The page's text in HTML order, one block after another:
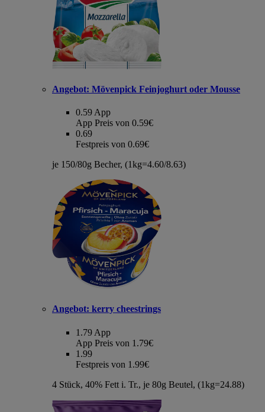
Angebot: Mövenpick Feinjoghurt oder Mousse
0.59 App
App Preis von 0.59€
0.69
Festpreis von 0.69€
je 150/80g Becher, (1kg=4.60/8.63)
Angebot: kerry cheestrings
1.79 App
App Preis von 1.79€
1.99
Festpreis von 1.99€
4 Stück, 40% Fett i. Tr., je 80g Beutel, (1kg=24.88)